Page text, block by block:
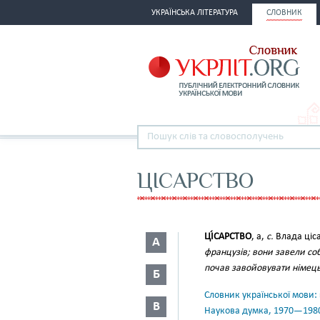
УКРАЇНСЬКА ЛІТЕРАТУРА СЛОВНИК
ЦІСАРСТВО
А
Б
В
ЦІ́САРСТВО, а, с. Влада
французів; вони завели
почав завойовувати
Словник української
Наукова думка,